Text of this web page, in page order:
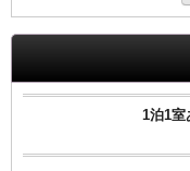
・その他の日の客室清掃
けます。
・客室清掃が無い日もゴ
・ご予定の変更により7
【全プラン共通サービス
1泊1室